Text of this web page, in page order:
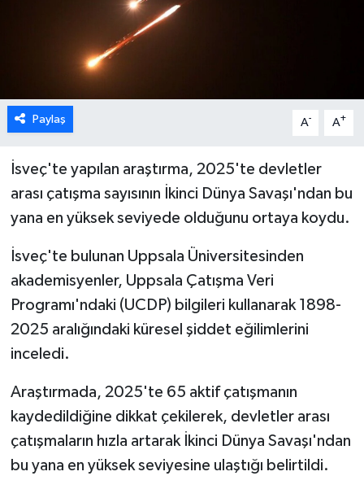
Paylaş A- A+
İsveç'te yapılan araştırma, 2025'te devletler
arası çatışma sayısının İkinci Dünya Savaşı'ndan bu
yana en yüksek seviyede olduğunu ortaya koydu.
İsveç'te bulunan Uppsala Üniversitesinden
akademisyenler, Uppsala Çatışma Veri
Programı'ndaki (UCDP) bilgileri kullanarak 1898-
2025 aralığındaki küresel şiddet eğilimlerini
inceledi.
Araştırmada, 2025'te 65 aktif çatışmanın
kaydedildiğine dikkat çekilerek, devletler arası
çatışmaların hızla artarak İkinci Dünya Savaşı'ndan
bu yana en yüksek seviyesine ulaştığı belirtildi.
GÜNEY KIBRIS
İÇ HABERLER
KÜLTÜR SANAT
LEFKOŞA
MAGAZİN
Nöbetçi Eczaneler
SAĞLIK